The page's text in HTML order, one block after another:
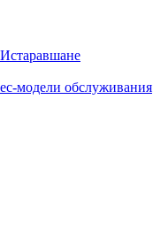
модели обслуживания